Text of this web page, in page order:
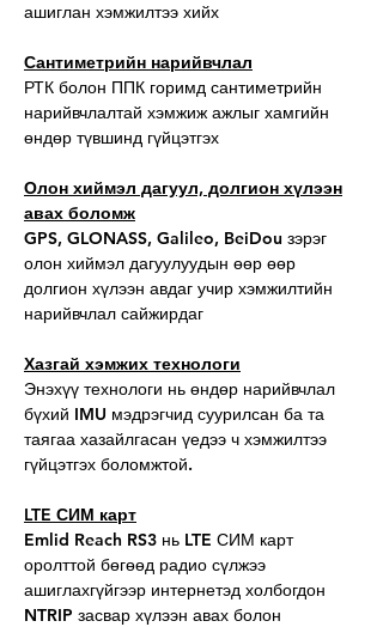
ашиглан хэмжилтээ хийх
Сантиметрийн нарийвчлал
РТК болон ППК горимд сантиметрийн
нарийвчлалтай хэмжиж ажлыг хамгийн
өндөр түвшинд гүйцэтгэх
Олон хиймэл дагуул, долгион хүлээн
авах боломж
GPS, GLONASS, Galileo, BeiDou зэрэг
олон хиймэл дагуулуудын өөр өөр
долгион хүлээн авдаг учир хэмжилтийн
нарийвчлал сайжирдаг
Хазгай хэмжих технологи
Энэхүү технологи нь өндөр нарийвчлал
бүхий IMU мэдрэгчид суурилсан ба та
таягаа хазайлгасан үедээ ч хэмжилтээ
гүйцэтгэх боломжтой.
LTE СИМ карт
Emlid Reach RS3 нь LTE СИМ карт
оролттой бөгөөд радио сүлжээ
ашиглахгүйгээр интернетэд холбогдон
NTRIP засвар хүлээн авах болон